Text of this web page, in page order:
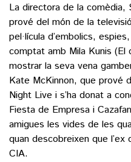
La directora de la comèdia,
prové del món de la
pel·lícula d’embolics,
comptat amb Mila Kunis
mostrar la seva vena
Kate McKinnon, que prové
Night Live i s’ha donat a
Fiesta de Empresa i
amigues les vides de les
quan descobreixen que l’ex
CIA.